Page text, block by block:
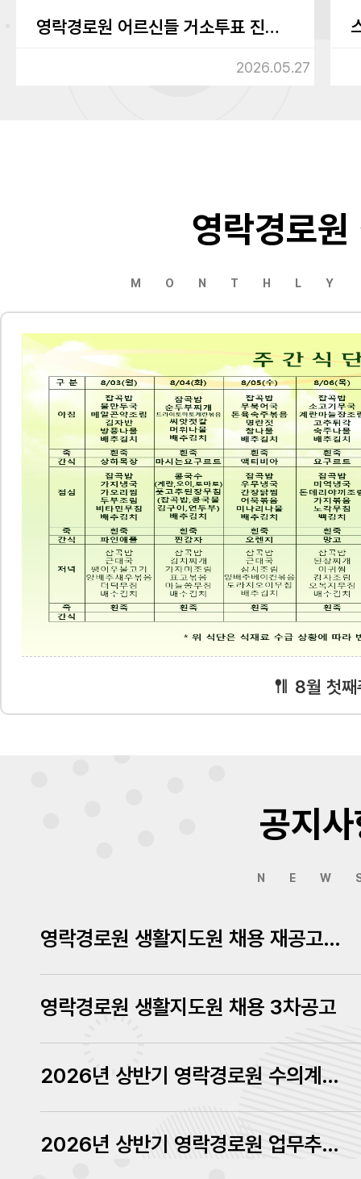
영락경로원 어르신들 거소투표 진행하였습니다.
2026.05.27
영락경로
8월 첫
공지
영락경로원 생활지도원 채용 재공고에 따른 서류심사결과 발표
영락경로원 생활지도원 채용 3차공고
2026년 상반기 영락경로원 수의계약 내역 공고
2026년 상반기 영락경로원 업무추진비 내역 공고